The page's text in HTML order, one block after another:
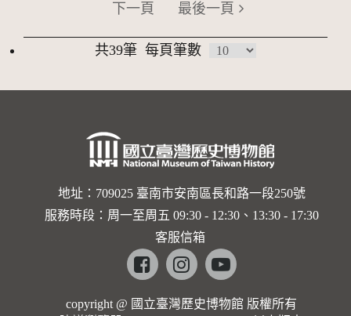
下一頁 最後一頁
共39筆 每頁筆數
地址：709025 臺南市安南區長和路一段250號
服務時段：周一至周五 09:30 - 12:30、13:30 - 17:30
客服信箱
Facebookinstagramyoutube
copyright @ 國立臺灣歷史博物館 版權所有